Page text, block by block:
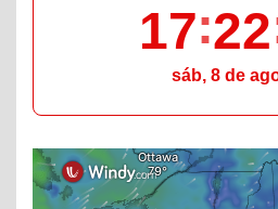
17 23
sáb, 8 de